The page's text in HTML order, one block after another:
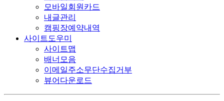
모바일회원카드
내글관리
캠핑장예약내역
사이트도우미
사이트맵
배너모음
이메일주소무단수집거부
뷰어다운로드